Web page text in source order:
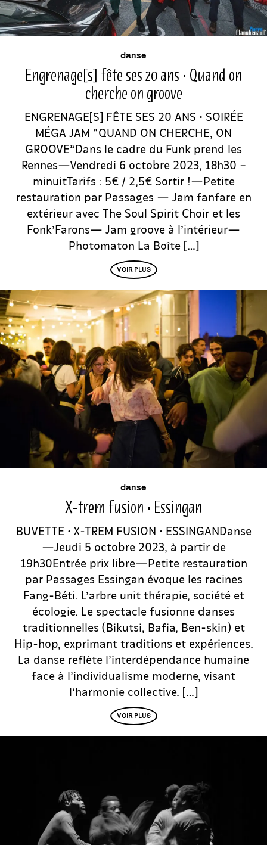
danse
Engrenage[s] fête ses 20 ans • Quand on
cherche on groove
ENGRENAGE[S] FÊTE SES 20 ANS • SOIRÉE
MÉGA JAM “QUAND ON CHERCHE, ON
GROOVE”Dans le cadre du Funk prend les
Rennes—Vendredi 6 octobre 2023, 18h30 –
minuitTarifs : 5€ / 2,5€ Sortir !—Petite
restauration par Passages — Jam fanfare en
extérieur avec The Soul Spirit Choir et les
Fonk’Farons— Jam groove à l’intérieur—
Photomaton La Boîte […]
VOIR PLUS
buvette
danse
X-trem fusion • Essingan
BUVETTE • X-TREM FUSION • ESSINGANDanse
—Jeudi 5 octobre 2023, à partir de
19h30Entrée prix libre—Petite restauration
par Passages Essingan évoque les racines
Fang-Béti. L’arbre unit thérapie, société et
écologie. Le spectacle fusionne danses
traditionnelles (Bikutsi, Bafia, Ben-skin) et
Hip-hop, exprimant traditions et expériences.
La danse reflète l’interdépendance humaine
face à l’individualisme moderne, visant
l’harmonie collective. […]
VOIR PLUS